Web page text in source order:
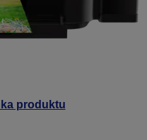
produktu